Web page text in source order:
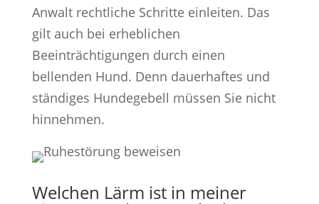
Anwalt rechtliche Schritte einleiten. Das
gilt auch bei erheblichen
Beeinträchtigungen durch einen
bellenden Hund. Denn dauerhaftes und
ständiges Hundegebell müssen Sie nicht
hinnehmen.
Welchen Lärm ist in meiner